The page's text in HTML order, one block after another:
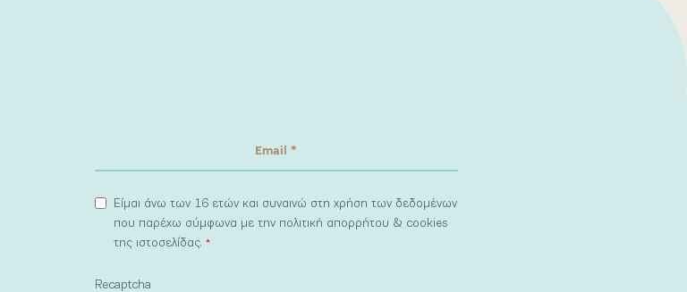
Είμαι άνω των 16 ετών και συναινώ στη χρήση των δεδομένων
που παρέχω σύμφωνα με την πολιτική απορρήτου & cookies
της ιστοσελίδας.*
Recaptcha